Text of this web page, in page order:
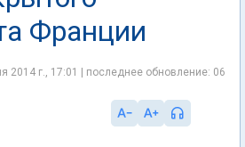
Франции
2014 г., 17:01 | последнее обновление: 06